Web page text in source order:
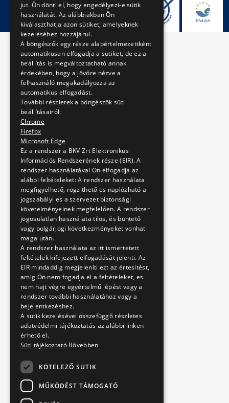
jut. Ön dönti el, hogy engedélyezi-e sütik
használatát. Az alábbiakban Ön
kiválaszthatja azon sütiket, amelyeknek
kezeléséhez hozzájárul.
A böngészők egy része alapértelmezettként
automatikusan elfogadja a sütiket, de ez a
beállítás is megváltoztatható annak
érdekében, hogy a jövőre nézve a
felhasználó megakadályozza az
automatikus elfogadást.
További részletek a böngészők süti
beállításairól:
Chrome
Firefox
Microsoft Edge
Ez a rendszer a BKV Zrt Elektronikus
Információs Rendszerének része (EIR). A
rendszer használatával Ön elfogadja az
alábbi feltételeket: A rendszer használata
megfigyelhető, rögzithető es naplózható a
jogszabályi es a szervezet biztonsági
követelményeinek megfelelően. A rendszer
jogosulatlan használata tilos, és büntető
vagy polgárjogi következményeket vonhat
maga után.
A rendszer használata az itt ismertetett
feltételek kifejezett elfogadását jelenti. Az
EIR mindaddig megjeleníti ezt az értesitést,
amig Ön nem fogadja el a feltételeket, es
nem hajt végre egyértelmű lépést vagy a
rendszer további használatához vagy a
bejelentkezéshez.
A sütik kezelésével összefüggő részletes
adatvédelmi tájékoztatás az alábbi linken
érhető el.
Süti tájékoztató Bővebben
KÖTELEZŐ SÜTIK
MŰKÖDÉST TÁMOGATÓ